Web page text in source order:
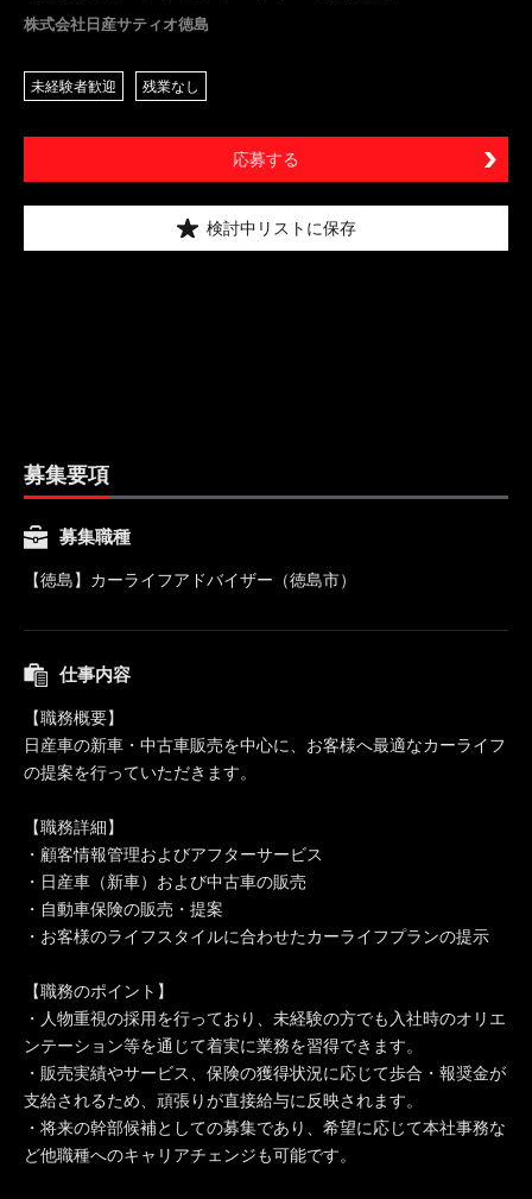
株式会社日産サティオ徳島
未経験者歓迎 残業なし
応募する
検討中リストに保存
募集要項
募集職種
【徳島】カーライフアドバイザー（徳島市）
仕事内容
【職務概要】
日産車の新車・中古車販売を中心に、お客様へ最適なカーライフ
の提案を行っていただきます。
【職務詳細】
・顧客情報管理およびアフターサービス
・日産車（新車）および中古車の販売
・自動車保険の販売・提案
・お客様のライフスタイルに合わせたカーライフプランの提示
【職務のポイント】
・人物重視の採用を行っており、未経験の方でも入社時のオリエ
ンテーション等を通じて着実に業務を習得できます。
・販売実績やサービス、保険の獲得状況に応じて歩合・報奨金が
支給されるため、頑張りが直接給与に反映されます。
・将来の幹部候補としての募集であり、希望に応じて本社事務な
ど他職種へのキャリアチェンジも可能です。